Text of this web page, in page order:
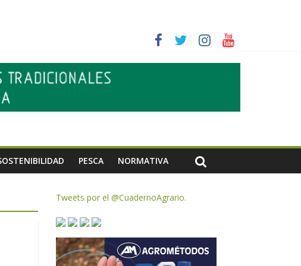
meteorológicas y la incertidumbre en los precios
aceite de oliva para la próxima campaña
PESCA NORMATIVA
Tweets por el @CuadernoAgrario.